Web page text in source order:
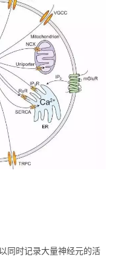
同时记录大量神经元的活